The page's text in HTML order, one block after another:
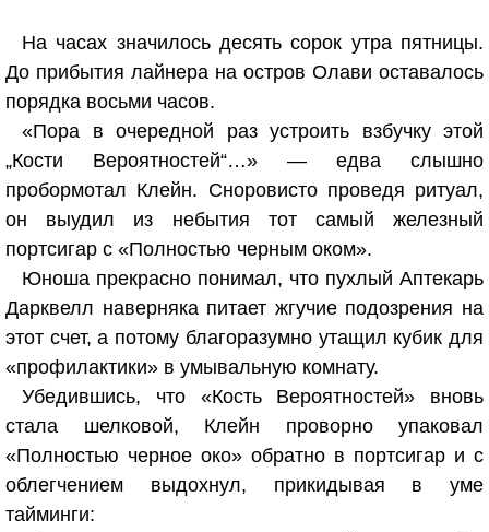
На часах значилось десять сорок утра пятницы.
До прибытия лайнера на остров Олави оставалось
порядка восьми часов.
«Пора в очередной раз устроить взбучку этой
„Кости Вероятностей“…» — едва слышно
пробормотал Клейн. Сноровисто проведя ритуал,
он выудил из небытия тот самый железный
портсигар с «Полностью черным оком».
Юноша прекрасно понимал, что пухлый Аптекарь
Дарквелл наверняка питает жгучие подозрения на
этот счет, а потому благоразумно утащил кубик для
«профилактики» в умывальную комнату.
Убедившись, что «Кость Вероятностей» вновь
стала шелковой, Клейн проворно упаковал
«Полностью черное око» обратно в портсигар и с
облегчением выдохнул, прикидывая в уме
тайминги: